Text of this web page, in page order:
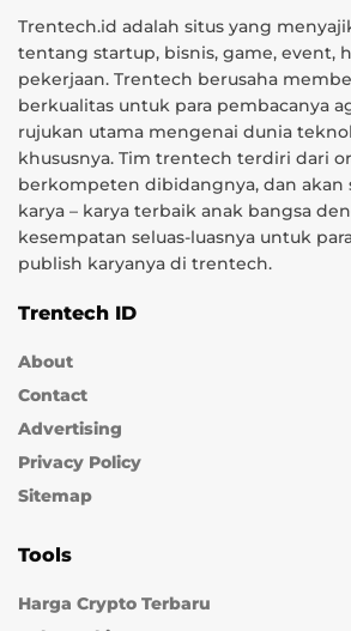
Trentech.id adalah situs yang
tentang startup, bisnis, game, event,
pekerjaan. Trentech berusaha
berkualitas untuk para pembacanya
rujukan utama mengenai dunia
khususnya. Tim trentech terdiri dari
berkompeten dibidangnya, dan akan
karya – karya terbaik anak bangsa
kesempatan seluas-luasnya untuk
publish karyanya di trentech.
Trentech ID
About
Contact
Advertising
Privacy Policy
Sitemap
Tools
Harga Crypto Terbaru